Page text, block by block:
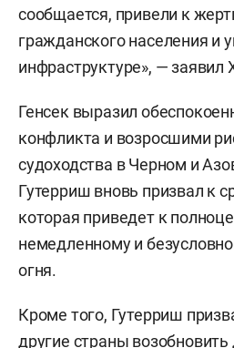
сообщается, привели к
гражданского населения и
инфраструктуре», — заявил
Генсек выразил
конфликта и возросшими
судоходства в Черном и
Гутерриш вновь призвал к
которая приведет к
немедленному и
огня.
Кроме того, Гутерриш
другие страны